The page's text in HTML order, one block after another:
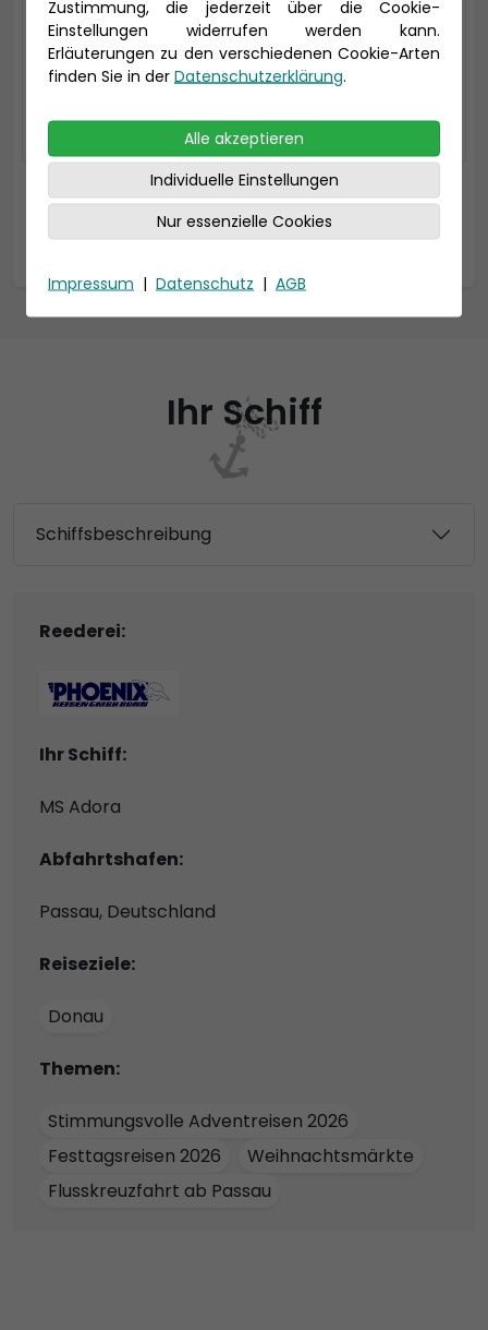
Kategorie: G
Auf Anfrage
* Alle Preise sind Ab-Preise und gelten pro
Person.
= Termin vorhanden
Ihr Schiff
Schiffsbeschreibung
Reederei:
Ihr Schiff:
MS Adora
Abfahrtshafen:
Passau, Deutschland
Reiseziele:
Donau
Themen:
Stimmungsvolle Adventreisen 2026
Festtagsreisen 2026
Weihnachtsmärkte
Flusskreuzfahrt ab Passau
Zustimmung, die jederzeit über die Cookie-
Einstellungen widerrufen werden kann.
Erläuterungen zu den verschiedenen Cookie-Arten
finden Sie in der Datenschutzerklärung.
Alle akzeptieren
Individuelle Einstellungen
Nur essenzielle Cookies
Impressum | Datenschutz | AGB